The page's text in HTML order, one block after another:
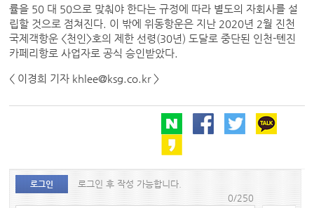
률을 50 대 50으로 맞춰야 한다는 규정에 따라 별도의 자회사를 설
립할 것으로 점쳐진다. 이 밖에 위동항운은 지난 2020년 2월 진천
국제객항운 <천인>호의 제한 선령(30년) 도달로 중단된 인천-톈진
카페리항로 사업자로 공식 승인받았다.
< 이경희 기자 khlee@ksg.co.kr >
로그인
로그인 후 작성 가능합니다.
0/250